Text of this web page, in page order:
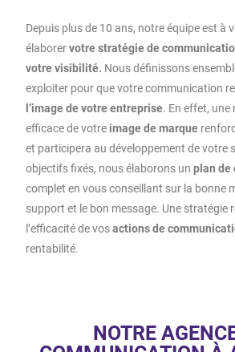
Depuis plus de 10 ans, notre équipe est à
élaborervotre stratégie de
votre visibilité. Nous définissons
exploiter pour que votre communication
l’image de votre entreprise. En effet, une
efficace de votre image de marque
et participera au développement de votre
objectifs fixés, nous élaborons unplan de
complet en vous conseillant sur la bonne
support et le bon message. Une stratégie
l’efficacité de vosactions de
rentabilité.
NOTRE